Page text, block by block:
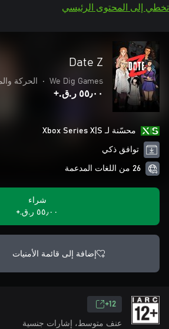
تخطي إلى المحتوى الرئيسي
Date Z
We Dig Games
• الحركة
٥٥٫٠٠ ر.ق.‏+
محسّنة لـ Xbox Series X|S
توافق ذكي
26 من اللغات المدعمة
شراء
٥٥٫٠٠ ر.ق.‏+
إضافة إلى قائمة الأمنيات
12+
عنف متوسط، إشارات جنسية